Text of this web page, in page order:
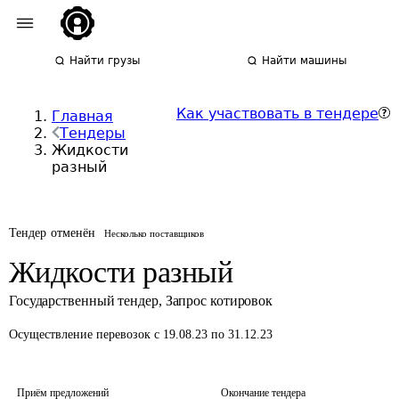
Найти грузы Найти машины
Главная
Тендеры
Жидкости
разный
Как участвовать в тендере
Тендер отменён Несколько поставщиков
Жидкости разный
Государственный тендер, Запрос котировок
Осуществление перевозок с 19.08.23 по 31.12.23
Приём предложений Окончание тендера